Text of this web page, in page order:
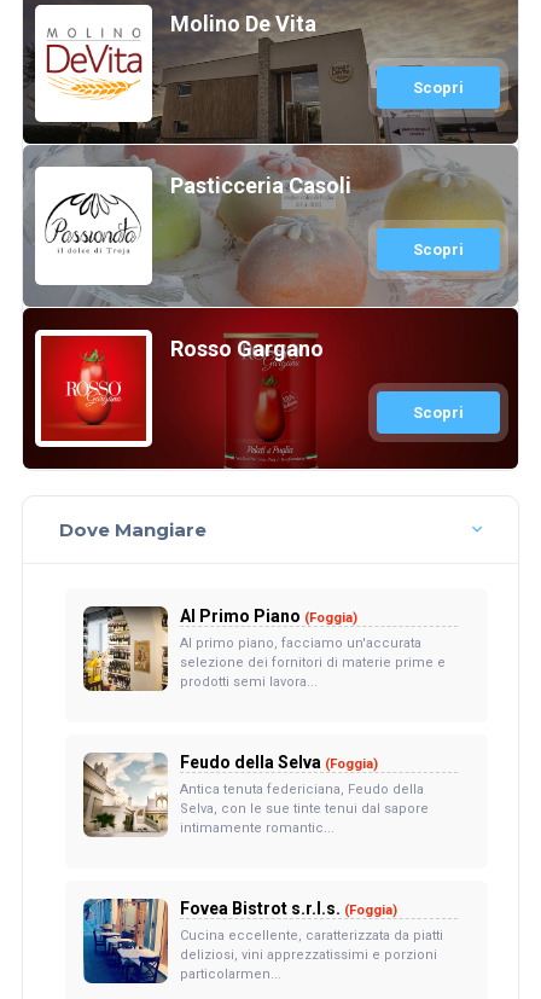
Molino De Vita
Scopri
Pasticceria Casoli
Scopri
Rosso Gargano
Scopri
Dove Mangiare
Al Primo Piano (Foggia)
Al primo piano, facciamo un'accurata
selezione dei fornitori di materie prime e
prodotti semi lavora...
Feudo della Selva (Foggia)
Antica tenuta federiciana, Feudo della
Selva, con le sue tinte tenui dal sapore
intimamente romantic...
Fovea Bistrot s.r.l.s. (Foggia)
Cucina eccellente, caratterizzata da piatti
deliziosi, vini apprezzatissimi e porzioni
particolarmen...